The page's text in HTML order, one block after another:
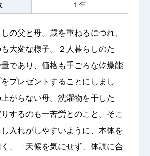
１年
の父と母。歳を重ねるにつれ、
大変な様子。２人暮らしのた
であり、価格も手ごろな乾燥能
プレゼントすることにしまし
がらない母。洗濯物を干した
するのも一苦労とのこと。そこ
入れがしやすいように、本体を
、「天候を気にせず、体調に合